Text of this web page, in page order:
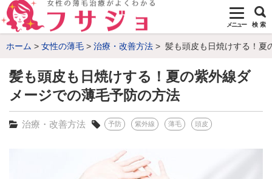
メニュー 検 索
ホーム 女性の薄毛 治療・改善方法 髪も頭皮も日焼けする！夏
髪も頭皮も日焼けする！夏の紫外線ダ
メージでの薄毛予防の方法
治療・改善方法 予防 紫外線 薄毛 頭皮